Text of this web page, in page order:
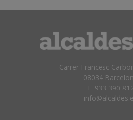
Carrer Francesc
08034
T. 933 390